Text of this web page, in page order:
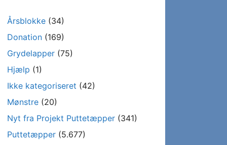
Årsblokke (34)
Donation (169)
Grydelapper (75)
Hjælp (1)
Ikke kategoriseret (42)
Mønstre (20)
Nyt fra Projekt Puttetæpper (341)
Puttetæpper (5.677)